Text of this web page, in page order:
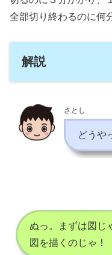
全部切り終わるのに何
解説
さとし
どうや
ぬっ。まずは図じ
図を描くのじゃ！